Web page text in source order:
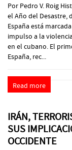
Por Pedro V. Roig
el Año del Desastre,
España está
impulso a la
en el cubano. El
España, rec...
Read more
IRÁN,
SUS
OCCIDENTE